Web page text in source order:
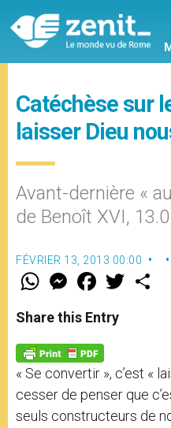
Catéchèse sur
laisser Dieu
Avant-dernière «
de Benoît XVI,
FÉVRIER 13, 2013 00:00
W
t
s
p
p
M
e
s
e
g
e
r
F
a
e
b
o
k
w
Share this Entry
« Se convertir », c’est «
cesser de penser que
seuls constructeurs de